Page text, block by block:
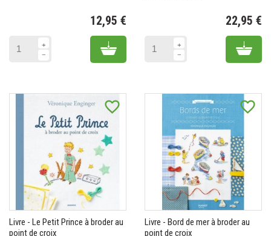
12,95 €
Add to cart
22,95 €
Add
favorite_border
Livre - Le Petit Prince à broder au
point de croix
favorite_border
Livre - Bord de mer à broder au
point de croix